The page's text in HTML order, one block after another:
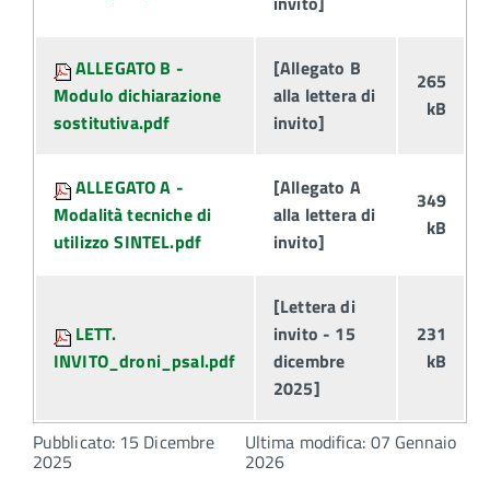
ALLEGATO B -
Modulo dichiarazione
sostitutiva.pdf
[Allegato B
alla lettera di
invito]
265
kB
ALLEGATO A -
Modalità tecniche di
utilizzo SINTEL.pdf
[Allegato A
alla lettera di
invito]
349
kB
LETT.
INVITO_droni_psal.pdf
[Lettera di
invito - 15
dicembre
2025]
231
kB
Pubblicato: 15 Dicembre
2025
Ultima modifica: 07 Gennaio
2026